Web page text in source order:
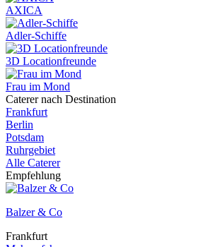
AXICA
Adler-Schiffe
3D Locationfreunde
Frau im Mond
Caterer nach Destination
Frankfurt
Berlin
Potsdam
Ruhrgebiet
Alle Caterer
Empfehlung
Balzer & Co
Frankfurt